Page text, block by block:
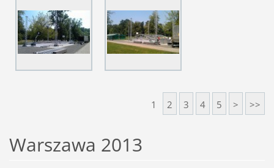
1 2 3 4 5 > >>
Warszawa 2013